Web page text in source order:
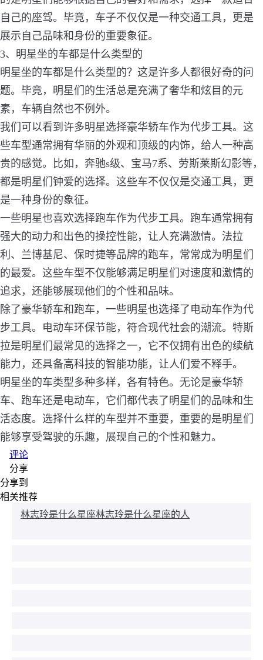
自己的座驾。毕竟，车子不仅仅是一种交通工具，更是
展示自己品味和身份的重要象征。
3、明星坐的车都是什么类型的
明星坐的车都是什么类型的？这是许多人都很好奇的问
题。毕竟，明星们的生活总是充满了奢华和炫目的元
素，车辆自然也不例外。
我们可以看到许多明星选择豪华轿车作为代步工具。这
些车型通常拥有华丽的外观和顶级的内饰，给人一种高
贵的感觉。比如，奔驰s级、宝马7系、劳斯莱斯幻影等，
都是明星们钟爱的选择。这些车不仅仅是交通工具，更
是一种身份的象征。
一些明星也喜欢选择跑车作为代步工具。跑车通常拥有
强大的动力和出色的操控性能，让人充满激情。法拉
利、兰博基尼、保时捷等品牌的跑车，常常成为明星们
的最爱。这些车型不仅能够满足明星们对速度和激情的
追求，还能够展现他们的个性和品味。
除了豪华轿车和跑车，一些明星也选择了电动车作为代
步工具。电动车环保节能，符合现代社会的潮流。特斯
拉是明星们最常见的选择之一，它不仅拥有出色的续航
能力，还具备高科技的智能功能，让人们爱不释手。
明星坐的车类型多种多样，各有特色。无论是豪华轿
车、跑车还是电动车，它们都代表了明星们的品味和生
活态度。选择什么样的车型并不重要，重要的是明星们
能够享受驾驶的乐趣，展现自己的个性和魅力。
评论
分享
分享到
相关推荐
林志玲是什么星座林志玲是什么星座的人